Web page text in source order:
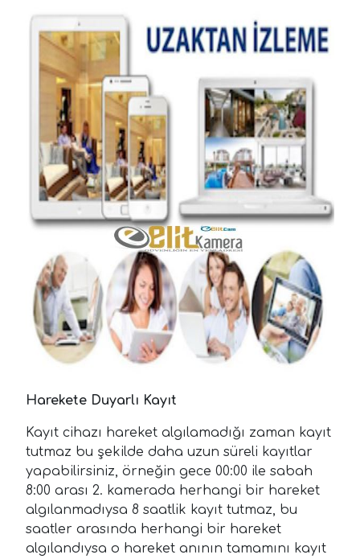
Harekete Duyarlı Kayıt
Kayıt cihazı hareket algılamadığı zaman kayıt
tutmaz bu şekilde daha uzun süreli kayıtlar
yapabilirsiniz, örneğin gece 00:00 ile sabah
8:00 arası 2. kamerada herhangi bir hareket
algılanmadıysa 8 saatlik kayıt tutmaz, bu
saatler arasında herhangi bir hareket
algılandıysa o hareket anının tamamını kayıt